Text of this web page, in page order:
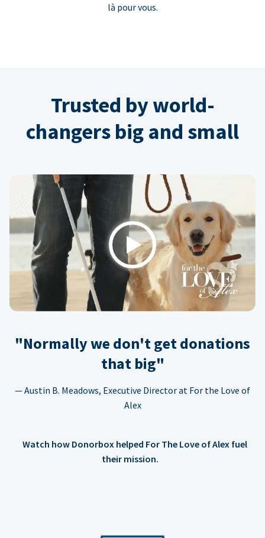
là pour vous.
Trusted by world-
changers big and small
Play
"Normally we don't get donations
that big"
— Austin B. Meadows, Executive Director at For the Love of
Alex
Watch how Donorbox helped For The Love of Alex fuel
their mission.